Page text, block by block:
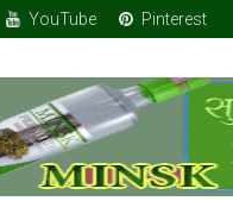
YouTube Pinterest